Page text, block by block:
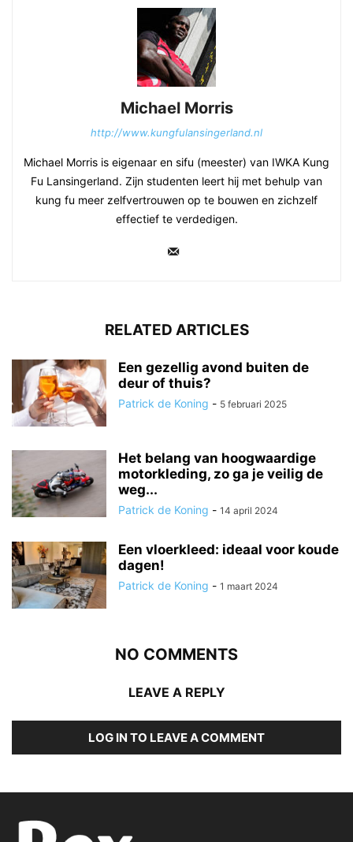
Michael Morris
http://www.kungfulansingerland.nl
Michael Morris is eigenaar en sifu (meester) van IWKA Kung
Fu Lansingerland. Zijn studenten leert hij met behulp van
kung fu meer zelfvertrouwen op te bouwen en zichzelf
effectief te verdedigen.
RELATED ARTICLES
Een gezellig avond buiten de
deur of thuis?
Patrick de Koning - 5 februari 2025
Het belang van hoogwaardige
motorkleding, zo ga je veilig de
weg...
Patrick de Koning - 14 april 2024
Een vloerkleed: ideaal voor koude
dagen!
Patrick de Koning - 1 maart 2024
NO COMMENTS
LEAVE A REPLY
LOG IN TO LEAVE A COMMENT